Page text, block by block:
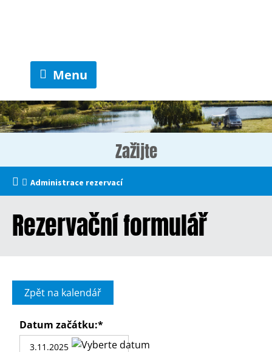
Menu
Zažijte
Administrace rezervací
Rezervační formulář
Zpět na kalendář
Datum začátku:*